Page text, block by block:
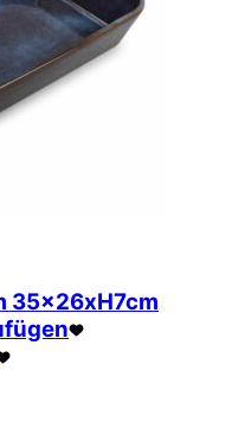
35x26xH7cm